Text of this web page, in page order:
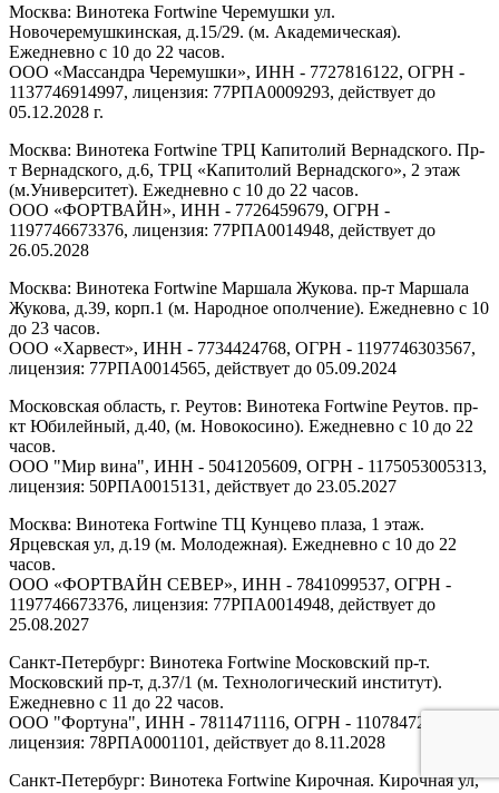
Москва: Винотека Fortwine Черемушки ул.
Новочеремушкинская, д.15/29. (м. Академическая).
Ежедневно с 10 до 22 часов.
ООО «Массандра Черемушки», ИНН - 7727816122, ОГРН -
1137746914997, лицензия: 77РПА0009293, действует до
05.12.2028 г.
Москва: Винотека Fortwine ТРЦ Капитолий Вернадского. Пр-
т Вернадского, д.6, ТРЦ «Капитолий Вернадского», 2 этаж
(м.Университет). Ежедневно с 10 до 22 часов.
ООО «ФОРТВАЙН», ИНН - 7726459679, ОГРН -
1197746673376, лицензия: 77РПА0014948, действует до
26.05.2028
Москва: Винотека Fortwine Маршала Жукова. пр-т Маршала
Жукова, д.39, корп.1 (м. Народное ополчение). Ежедневно с 10
до 23 часов.
ООО «Харвест», ИНН - 7734424768, ОГРН - 1197746303567,
лицензия: 77РПА0014565, действует до 05.09.2024
Московская область, г. Реутов: Винотека Fortwine Реутов. пр-
кт Юбилейный, д.40, (м. Новокосино). Ежедневно с 10 до 22
часов.
ООО "Мир вина", ИНН - 5041205609, ОГРН - 1175053005313,
лицензия: 50РПА0015131, действует до 23.05.2027
Москва: Винотека Fortwine ТЦ Кунцево плаза, 1 этаж.
Ярцевская ул, д.19 (м. Молодежная). Ежедневно с 10 до 22
часов.
ООО «ФОРТВАЙН СЕВЕР», ИНН - 7841099537, ОГРН -
1197746673376, лицензия: 77РПА0014948, действует до
25.08.2027
Санкт-Петербург: Винотека Fortwine Московский пр-т.
Московский пр-т, д.37/1 (м. Технологический институт).
Ежедневно с 11 до 22 часов.
ООО "Фортуна", ИНН - 7811471116, ОГРН - 1107847277438,
лицензия: 78РПА0001101, действует до 8.11.2028
Санкт-Петербург: Винотека Fortwine Кирочная. Кирочная ул,